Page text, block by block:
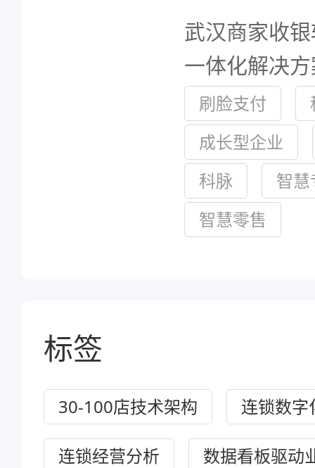
武汉商家收
一体化解决
刷脸支付
成长型企业
科脉
智
智慧零售
标签
30-100店技术架构 连锁数字
连锁经营分析 数据看板驱动